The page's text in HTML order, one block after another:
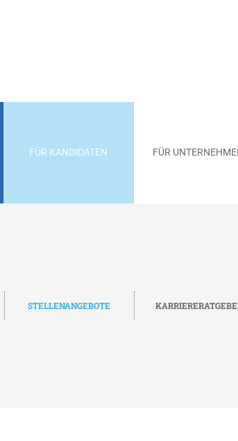
FÜR KANDIDATEN FÜR
STELLENANGEBOTE